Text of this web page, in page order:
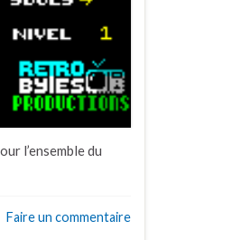
l’ensemble du
Faire un commentaire